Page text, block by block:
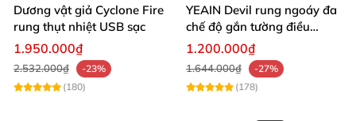
Dương vật giả Cyclone Fire
rung thụt nhiệt USB sạc
1.950.000₫
2.532.000₫
-23%
(180)
YEAIN Devil rung ngoáy đa
chế độ gắn tường điều
khiển từ xa tiện lợi
1.200.000₫
1.644.000₫
-27%
(178)